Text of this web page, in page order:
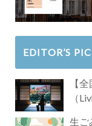
EDITOR’S
【
（
生ご